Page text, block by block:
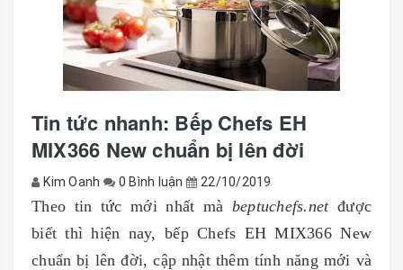
Tin tức nhanh: Bếp Chefs EH
MIX366 New chuẩn bị lên đời
Kim Oanh 0 Bình luận 22/10/2019
Theo tin tức mới nhất mà beptuchefs.netđược
biết thì hiện nay, bếp Chefs EH MIX366 New
chuẩn bị lên đời, cập nhật thêm tính năng mới và